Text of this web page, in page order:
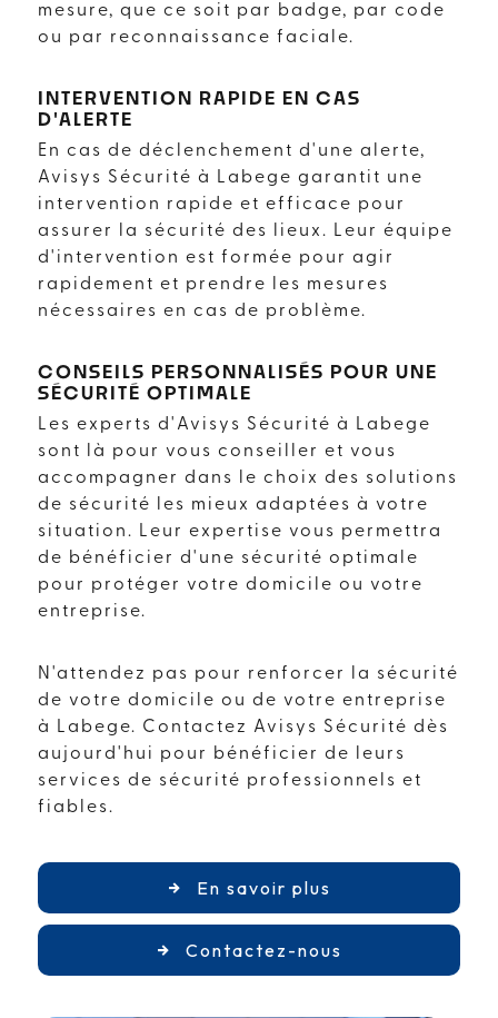
mesure, que ce soit par badge, par code
ou par reconnaissance faciale.
INTERVENTION RAPIDE EN CAS
D'ALERTE
En cas de déclenchement d'une alerte,
Avisys Sécurité à Labege garantit une
intervention rapide et efficace pour
assurer la sécurité des lieux. Leur équipe
d'intervention est formée pour agir
rapidement et prendre les mesures
nécessaires en cas de problème.
CONSEILS PERSONNALISÉS POUR UNE
SÉCURITÉ OPTIMALE
Les experts d'Avisys Sécurité à Labege
sont là pour vous conseiller et vous
accompagner dans le choix des solutions
de sécurité les mieux adaptées à votre
situation. Leur expertise vous permettra
de bénéficier d'une sécurité optimale
pour protéger votre domicile ou votre
entreprise.
N'attendez pas pour renforcer la sécurité
de votre domicile ou de votre entreprise
à Labege. Contactez Avisys Sécurité dès
aujourd'hui pour bénéficier de leurs
services de sécurité professionnels et
fiables.
En savoir plus
Contactez-nous